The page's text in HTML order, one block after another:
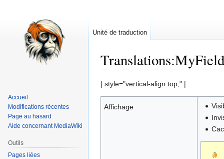
Translations:
Aller
à
la
Aller
à
la
| style="vertical-align:top;" |
Affichage
Unité de traduction
Accueil
Modifications récentes
Page au hasard
Aide concernant MediaWiki
Outils
Pages liées